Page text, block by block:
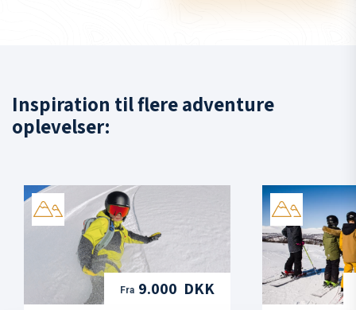
Inspiration til flere adventure
oplevelser:
Fra 9.000 DKK